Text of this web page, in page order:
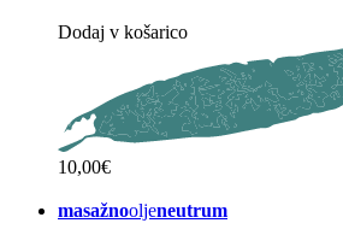
Dodaj v košarico
10,00€
masažnooljeneutrum